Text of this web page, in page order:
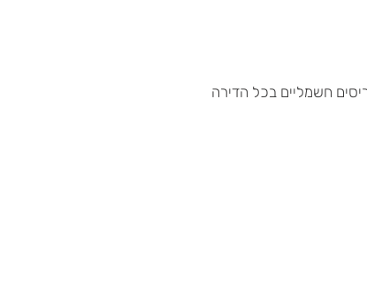
חשמליים בכל הדירה